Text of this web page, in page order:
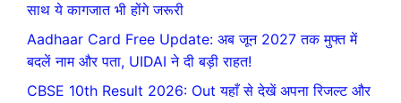
साथ ये कागजात भी होंगे जरूरी
Aadhaar Card Free Update: अब जून 2027 तक मुफ्त में
बदलें नाम और पता, UIDAI ने दी बड़ी राहत!
CBSE 10th Result 2026: Out यहाँ से देखें अपना रिजल्ट और